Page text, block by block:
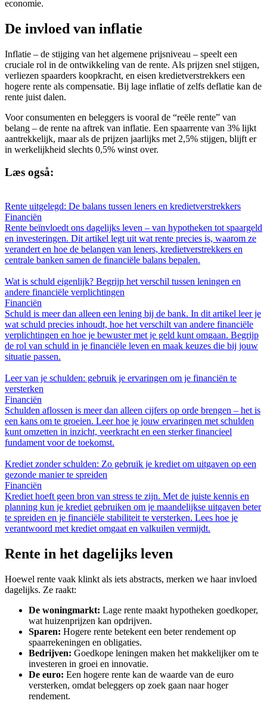
economie.
De invloed van inflatie
Inflatie – de stijging van het algemene prijsniveau – speelt een
cruciale rol in de ontwikkeling van de rente. Als prijzen snel stijgen,
verliezen spaarders koopkracht, en eisen kredietverstrekkers een
hogere rente als compensatie. Bij lage inflatie of zelfs deflatie kan de
rente juist dalen.
Voor consumenten en beleggers is vooral de “reële rente” van
belang – de rente na aftrek van inflatie. Een spaarrente van 3% lijkt
aantrekkelijk, maar als de prijzen jaarlijks met 2,5% stijgen, blijft er
in werkelijkheid slechts 0,5% winst over.
Læs også:
Rente uitgelegd: De balans tussen leners en kredietverstrekkers
Financiën
Rente beïnvloedt ons dagelijks leven – van hypotheken tot spaargeld
en investeringen. Dit artikel legt uit wat rente precies is, waarom ze
verandert en hoe de belangen van leners, kredietverstrekkers en
centrale banken samen de financiële balans bepalen.
Wat is schuld eigenlijk? Begrijp het verschil tussen leningen en
andere financiële verplichtingen
Financiën
Schuld is meer dan alleen een lening bij de bank. In dit artikel leer je
wat schuld precies inhoudt, hoe het verschilt van andere financiële
verplichtingen en hoe je bewuster met je geld kunt omgaan. Begrijp
de rol van schuld in je financiële leven en maak keuzes die bij jouw
situatie passen.
Leer van je schulden: gebruik je ervaringen om je financiën te
versterken
Financiën
Schulden aflossen is meer dan alleen cijfers op orde brengen – het is
een kans om te groeien. Leer hoe je jouw ervaringen met schulden
kunt omzetten in inzicht, veerkracht en een sterker financieel
fundament voor de toekomst.
Krediet zonder schulden: Zo gebruik je krediet om uitgaven op een
gezonde manier te spreiden
Financiën
Krediet hoeft geen bron van stress te zijn. Met de juiste kennis en
planning kun je krediet gebruiken om je maandelijkse uitgaven beter
te spreiden en je financiële stabiliteit te versterken. Lees hoe je
verantwoord met krediet omgaat en valkuilen vermijdt.
Rente in het dagelijks leven
Hoewel rente vaak klinkt als iets abstracts, merken we haar invloed
dagelijks. Ze raakt:
De woningmarkt: Lage rente maakt hypotheken goedkoper,
wat huizenprijzen kan opdrijven.
Sparen: Hogere rente betekent een beter rendement op
spaarrekeningen en obligaties.
Bedrijven: Goedkope leningen maken het makkelijker om te
investeren in groei en innovatie.
De euro: Een hogere rente kan de waarde van de euro
versterken, omdat beleggers op zoek gaan naar hoger
rendement.